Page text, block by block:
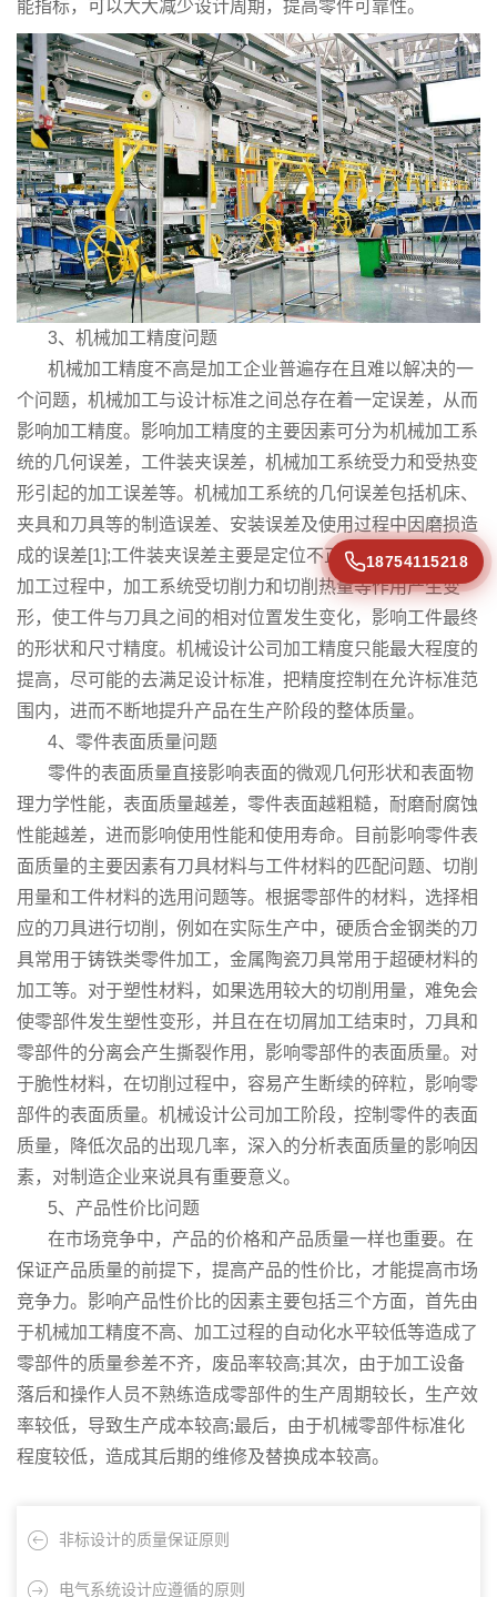
能指标，可以大大减少设计周期，提高零件可靠性。
3、机械加工精度问题
机械加工精度不高是加工企业普遍存在且难以解决的一
个问题，机械加工与设计标准之间总存在着一定误差，从而
影响加工精度。影响加工精度的主要因素可分为机械加工系
统的几何误差，工件装夹误差，机械加工系统受力和受热变
形引起的加工误差等。机械加工系统的几何误差包括机床、
夹具和刀具等的制造误差、安装误差及使用过程中因磨损造
成的误差[1];工件装夹误差主要是定位不正确引起的误差;在
加工过程中，加工系统受切削力和切削热量等作用产生变
形，使工件与刀具之间的相对位置发生变化，影响工件最终
的形状和尺寸精度。机械设计公司加工精度只能最大程度的
提高，尽可能的去满足设计标准，把精度控制在允许标准范
围内，进而不断地提升产品在生产阶段的整体质量。
4、零件表面质量问题
零件的表面质量直接影响表面的微观几何形状和表面物
理力学性能，表面质量越差，零件表面越粗糙，耐磨耐腐蚀
性能越差，进而影响使用性能和使用寿命。目前影响零件表
面质量的主要因素有刀具材料与工件材料的匹配问题、切削
用量和工件材料的选用问题等。根据零部件的材料，选择相
应的刀具进行切削，例如在实际生产中，硬质合金钢类的刀
具常用于铸铁类零件加工，金属陶瓷刀具常用于超硬材料的
加工等。对于塑性材料，如果选用较大的切削用量，难免会
使零部件发生塑性变形，并且在在切屑加工结束时，刀具和
零部件的分离会产生撕裂作用，影响零部件的表面质量。对
于脆性材料，在切削过程中，容易产生断续的碎粒，影响零
部件的表面质量。机械设计公司加工阶段，控制零件的表面
质量，降低次品的出现几率，深入的分析表面质量的影响因
素，对制造企业来说具有重要意义。
5、产品性价比问题
在市场竞争中，产品的价格和产品质量一样也重要。在
保证产品质量的前提下，提高产品的性价比，才能提高市场
竞争力。影响产品性价比的因素主要包括三个方面，首先由
于机械加工精度不高、加工过程的自动化水平较低等造成了
零部件的质量参差不齐，废品率较高;其次，由于加工设备
落后和操作人员不熟练造成零部件的生产周期较长，生产效
率较低，导致生产成本较高;最后，由于机械零部件标准化
程度较低，造成其后期的维修及替换成本较高。
非标设计的质量保证原则
电气系统设计应遵循的原则
18754115218